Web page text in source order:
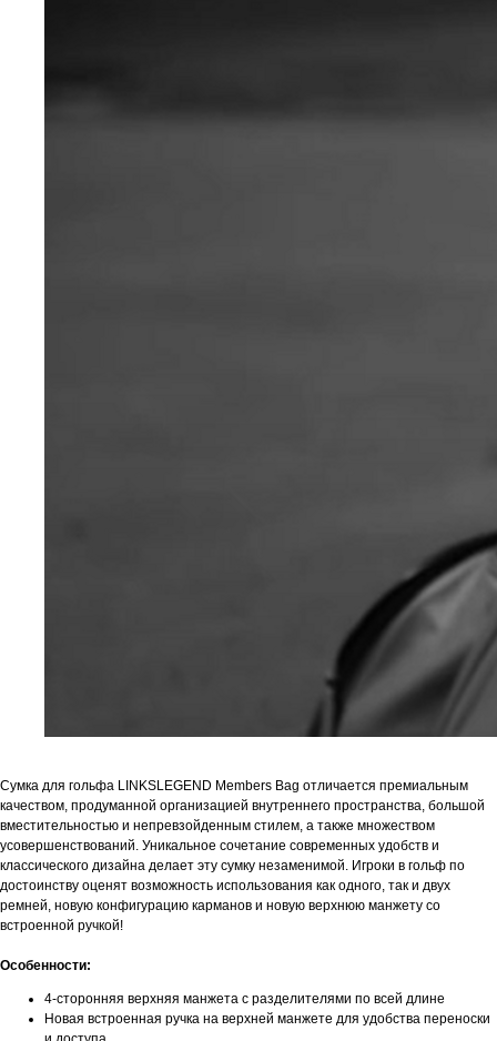
Сумка для гольфа LINKSLEGEND Members Bag отличается премиальным
качеством, продуманной организацией внутреннего пространства, большой
вместительностью и непревзойденным стилем, а также множеством
усовершенствований. Уникальное сочетание современных удобств и
классического дизайна делает эту сумку незаменимой. Игроки в гольф по
достоинству оценят возможность использования как одного, так и двух
ремней, новую конфигурацию карманов и новую верхнюю манжету со
встроенной ручкой!
Особенности:
4-сторонняя верхняя манжета с разделителями по всей длине
Новая встроенная ручка на верхней манжете для удобства переноски